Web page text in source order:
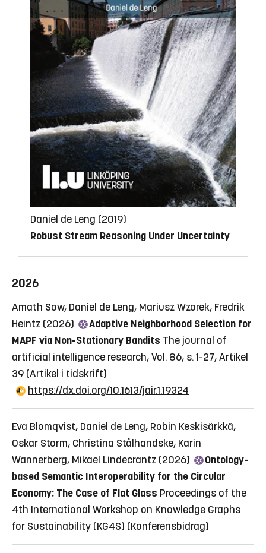
Daniel de Leng (2019)
Robust Stream Reasoning Under Uncertainty
2026
Amath Sow, Daniel de Leng, Mariusz Wzorek, Fredrik
Heintz (2026)
Adaptive Neighborhood Selection for
MAPF via Non-Stationary Bandits The journal of
artificial intelligence research, Vol. 86, s. 1-27, Artikel
39 (Artikel i tidskrift)
https://dx.doi.org/10.1613/jair.1.19324
Eva Blomqvist, Daniel de Leng, Robin Keskisärkkä,
Oskar Storm, Christina Stålhandske, Karin
Wannerberg, Mikael Lindecrantz (2026)
Ontology-
based Semantic Interoperability for the Circular
Economy: The Case of Flat Glass Proceedings of the
4th International Workshop on Knowledge Graphs
for Sustainability (KG4S) (Konferensbidrag)